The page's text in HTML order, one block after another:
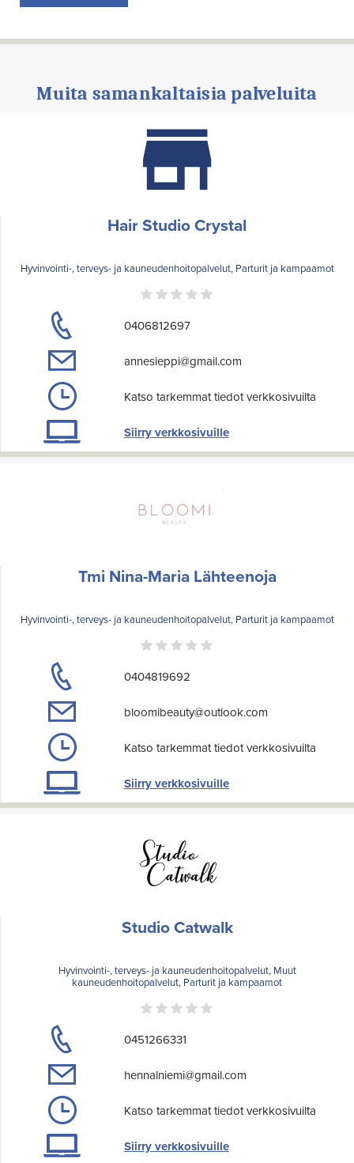
Muita samankaltaisia palveluita
Hair Studio Crystal
Hyvinvointi-, terveys- ja kauneudenhoitopalvelut, Parturit ja kampaamot
0406812697
annesieppi@gmail.com
Katso tarkemmat tiedot verkkosivuilta
Siirry verkkosivuille
Tmi Nina-Maria Lähteenoja
Hyvinvointi-, terveys- ja kauneudenhoitopalvelut, Parturit ja kampaamot
0404819692
bloomibeauty@outlook.com
Katso tarkemmat tiedot verkkosivuilta
Siirry verkkosivuille
Studio Catwalk
Hyvinvointi-, terveys- ja kauneudenhoitopalvelut, Muut
kauneudenhoitopalvelut, Parturit ja kampaamot
0451266331
hennalniemi@gmail.com
Katso tarkemmat tiedot verkkosivuilta
Siirry verkkosivuille